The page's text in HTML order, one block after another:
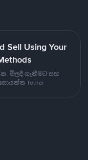
Sell Using Your
මිලදී ගැනීමට සහ
Tether